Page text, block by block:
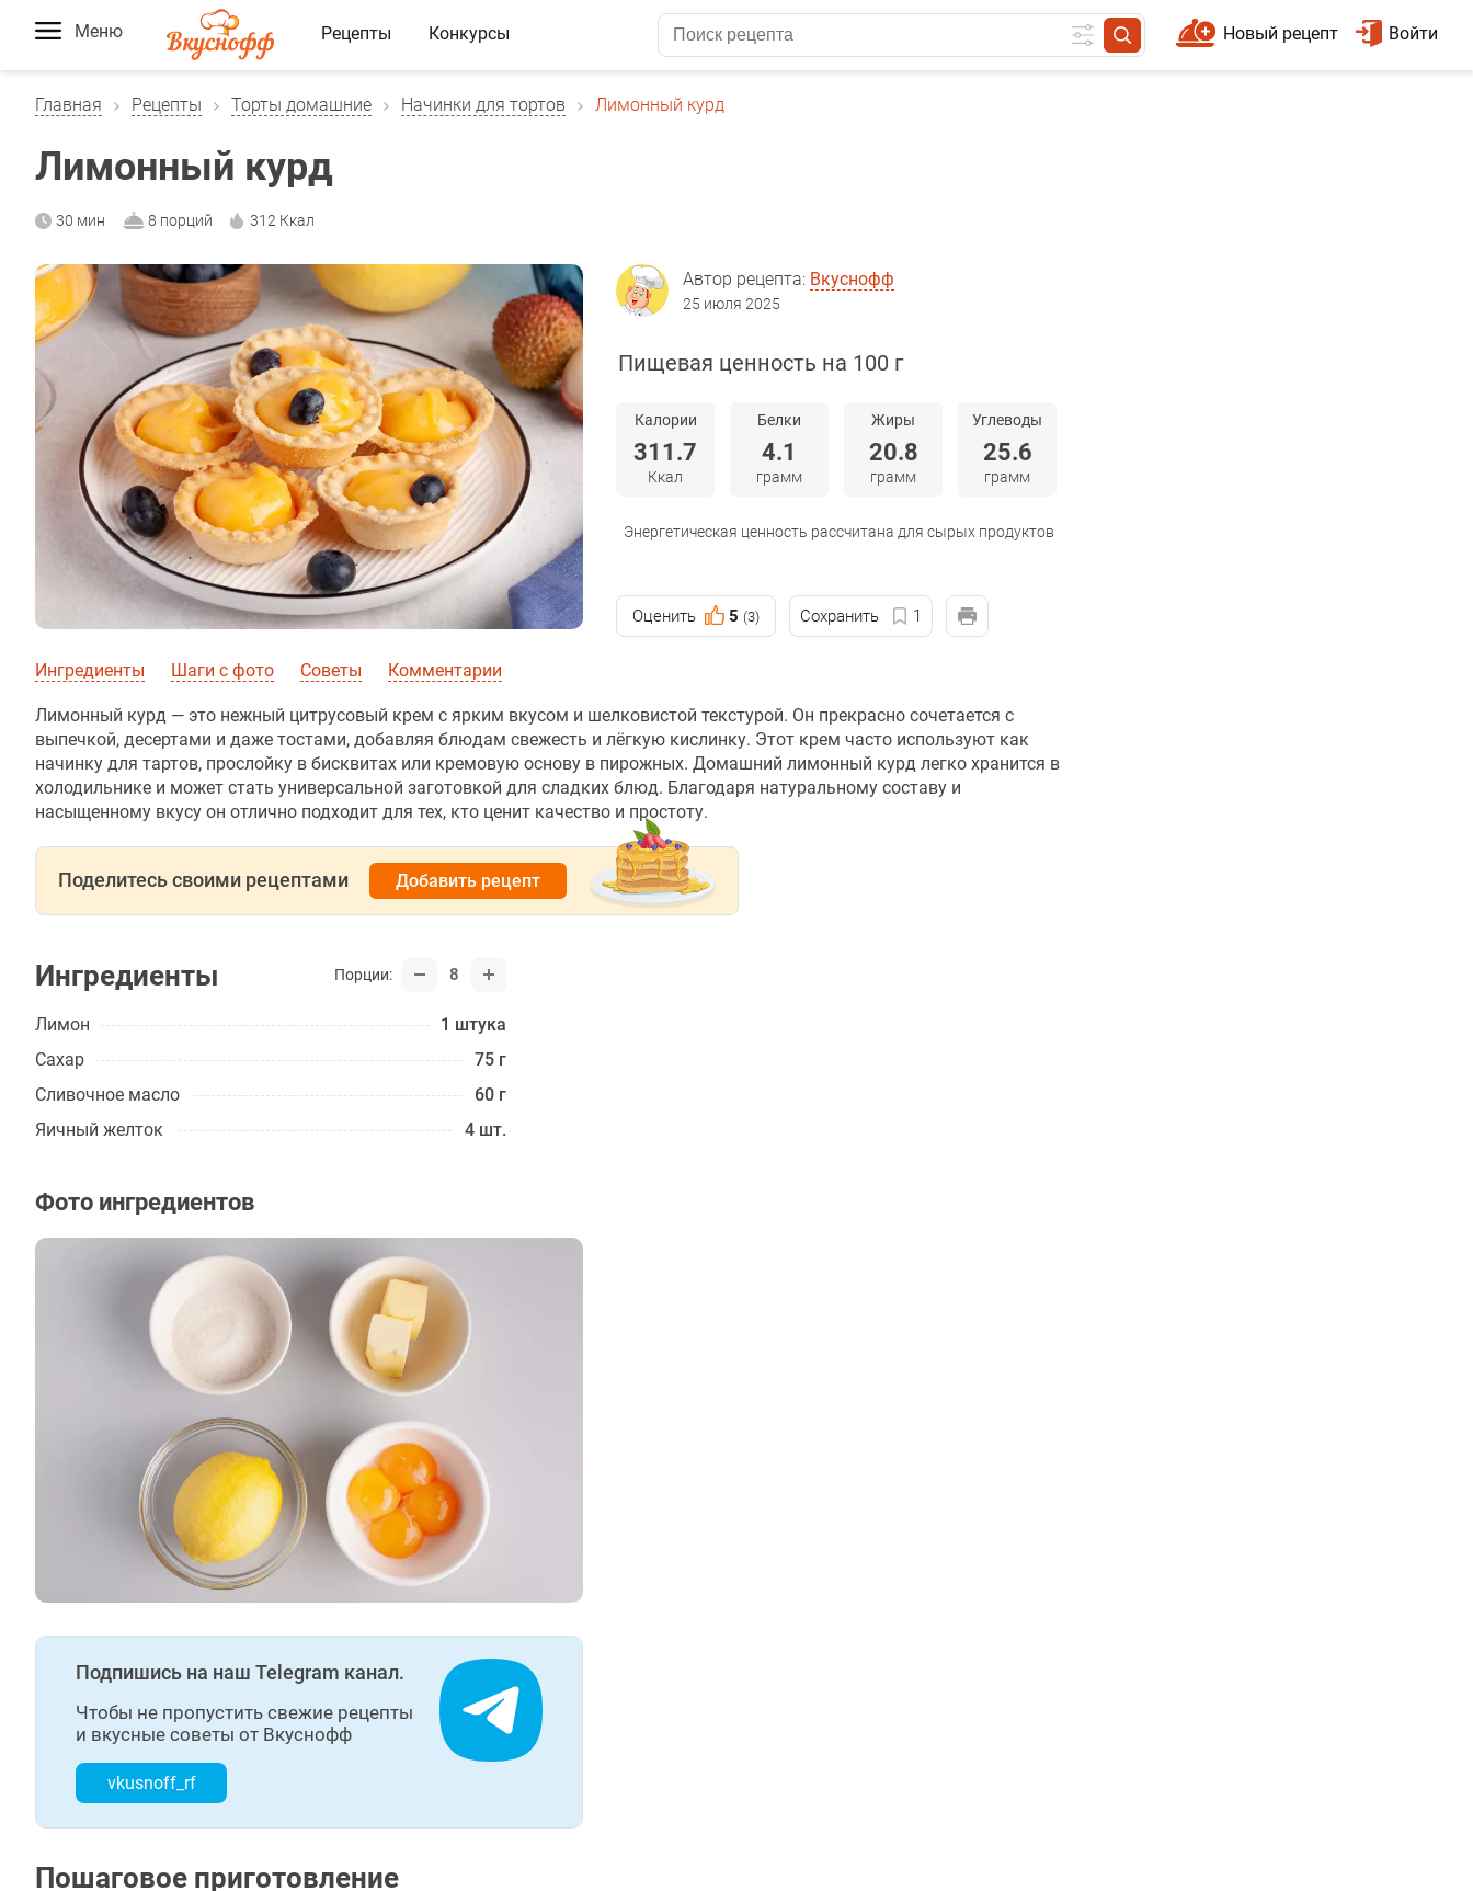
Меню Рецепты Конкурсы Войти
Новый рецепт
Главная Рецепты Торты домашние Начинки для тортов Лимонный курд
Лимонный курд
30 мин 8 порций 312 Ккал
Автор рецепта: Вкуснофф
25 июля 2025
Пищевая ценность на 100 г
Калории
311.7
Ккал
Белки
4.1
грамм
Жиры
20.8
грамм
Углеводы
25.6
грамм
Энергетическая ценность рассчитана для сырых продуктов
Оценить 5 (3) Сохранить 1
Ингредиенты Шаги с фото Советы Комментарии
Лимонный курд — это нежный цитрусовый крем с ярким вкусом и шелковистой текстурой. Он прекрасно сочетается с
выпечкой, десертами и даже тостами, добавляя блюдам свежесть и лёгкую кислинку. Этот крем часто используют как
начинку для тартов, прослойку в бисквитах или кремовую основу в пирожных. Домашний лимонный курд легко хранится в
холодильнике и может стать универсальной заготовкой для сладких блюд. Благодаря натуральному составу и
насыщенному вкусу он отлично подходит для тех, кто ценит качество и простоту.
Поделитесь своими рецептами Добавить рецепт
Ингредиенты Порции: 8
Лимон
1 штука
Сахар
75 г
Сливочное масло
60 г
Яичный желток
4 шт.
Фото ингредиентов
Подпишись на наш Telegram канал.
Чтобы не пропустить свежие рецепты
и вкусные советы от Вкуснофф
vkusnoff_rf
Пошаговое приготовление